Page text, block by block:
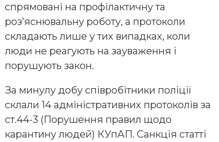
спрямовані на профілактичну та
роз’яснювальну роботу, а протоколи
складають лише у тих випадках, коли
люди не реагують на зауваження і
порушують закон.
За минулу добу співробітники поліції
склали 14 адміністративних протоколів за
ст.44-3 (Порушення правил щодо
карантину людей) КУпАП. Санкція статті